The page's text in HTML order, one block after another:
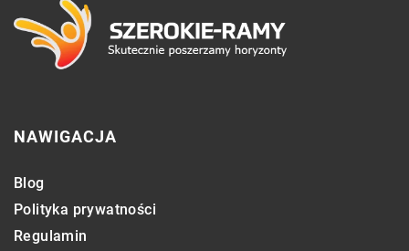
NAWIGACJA
Blog
Polityka prywatności
Regulamin